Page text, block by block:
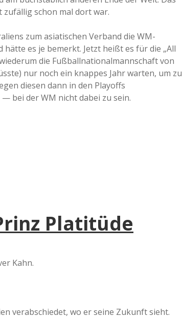
zufällig schon mal dort war.
zum asiatischen Verband die WM-
es je bemerkt. Jetzt heißt es für die „All
die Fußballnationalmannschaft von
nur noch ein knappes Jahr warten, um zu
diesen dann in den Playoffs
bei der WM nicht dabei zu sein.
Platitüde
Kahn.
verabschiedet, wo er seine Zukunft sieht.